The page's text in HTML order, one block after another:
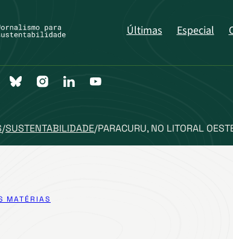
Últimas Especial
/SUSTENTABILIDADE/PARACURU, NO LITORAL
MATÉRIAS